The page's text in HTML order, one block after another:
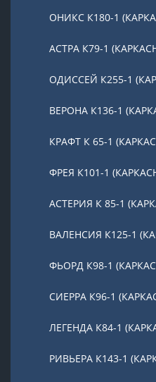
ОНИКС К180-1
АСТРА К79-1
ОДИССЕЙ К255-1
ВЕРОНА К136-1
КРАФТ К 65-1
ФРЕЯ К101-1
АСТЕРИЯ К 85-1
ВАЛЕНСИЯ К125-1
ФЬОРД К98-1
СИЕРРА К96-1
ЛЕГЕНДА К84-1
РИВЬЕРА К143-1